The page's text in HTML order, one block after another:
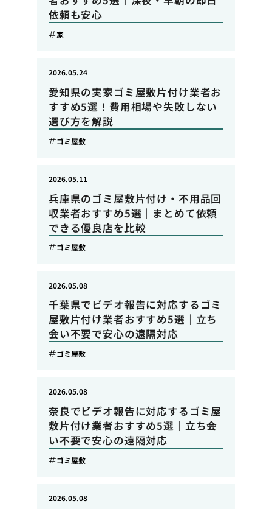
依頼も安心
家
愛知県の実家ゴミ屋敷片付け業者お
すすめ5選！費用相場や失敗しない
選び方を解説
2026.05.24
ゴミ屋敷
兵庫県のゴミ屋敷片付け・不用品回
収業者おすすめ5選｜まとめて依頼
できる優良店を比較
2026.05.11
ゴミ屋敷
千葉県でビデオ報告に対応するゴミ
屋敷片付け業者おすすめ5選｜立ち
会い不要で安心の遠隔対応
2026.05.08
ゴミ屋敷
奈良でビデオ報告に対応するゴミ屋
敷片付け業者おすすめ5選｜立ち会
い不要で安心の遠隔対応
2026.05.08
ゴミ屋敷
2026.05.08